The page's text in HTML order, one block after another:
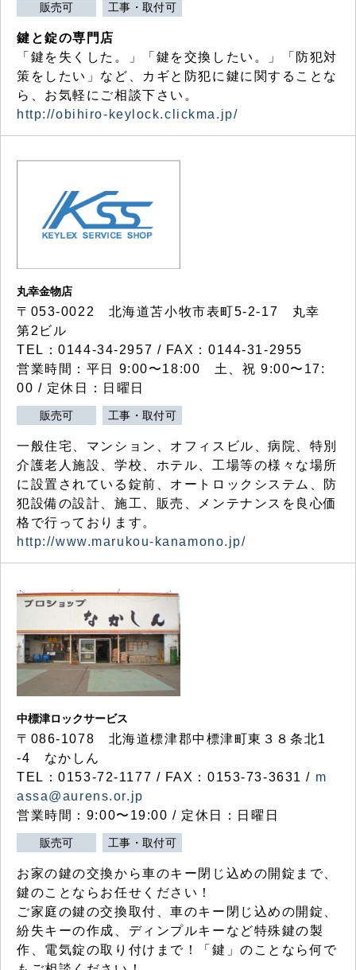
販売可 工事・取付可
鍵と錠の専門店
「鍵を失くした。」「鍵を交換したい。」「防犯対
策をしたい」など、カギと防犯に鍵に関することな
ら、お気軽にご相談下さい。
http://obihiro-keylock.clickma.jp/
丸幸金物店
〒053-0022 北海道苫小牧市表町5-2-17 丸幸
第2ビル
TEL：0144-34-2957 / FAX：0144-31-2955
営業時間：平日 9:00〜18:00 土、祝 9:00〜17:
00 / 定休日：日曜日
販売可 工事・取付可
一般住宅、マンション、オフィスビル、病院、特別
介護老人施設、学校、ホテル、工場等の様々な場所
に設置されている錠前、オートロックシステム、防
犯設備の設計、施工、販売、メンテナンスを良心価
格で行っております。
http://www.marukou-kanamono.jp/
中標津ロックサービス
〒086-1078 北海道標津郡中標津町東３８条北1
-4 なかしん
TEL：0153-72-1177 / FAX：0153-73-3631 / m
assa@aurens.or.jp
営業時間：9:00〜19:00 / 定休日：日曜日
販売可 工事・取付可
お家の鍵の交換から車のキー閉じ込めの開錠まで、
鍵のことならお任せください！
ご家庭の鍵の交換取付、車のキー閉じ込めの開錠、
紛失キーの作成、ディンプルキーなど特殊鍵の製
作、電気錠の取り付けまで！「鍵」のことなら何で